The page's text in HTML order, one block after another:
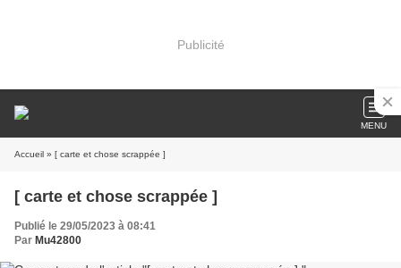
Publicité
MENU
Accueil » [ carte et chose scrappée ]
[ carte et chose scrappée ]
Publié le 29/05/2023 à 08:41
Par Mu42800